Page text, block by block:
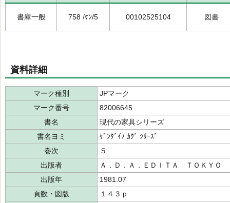
書庫一般 758 /ｹﾝ/5 00102525104 図書
資料詳細
マーク種別
JPマーク
マーク番号
82006645
書名
現代の家具シリーズ
書名ヨミ
ｹﾞﾝﾀﾞｲﾉ ｶｸﾞ ｼﾘｰｽﾞ
巻次
５
出版者
Ａ．Ｄ．Ａ．ＥＤＩＴＡ ＴＯＫＹＯ
出版年
1981.07
頁数・図版
１４３ｐ